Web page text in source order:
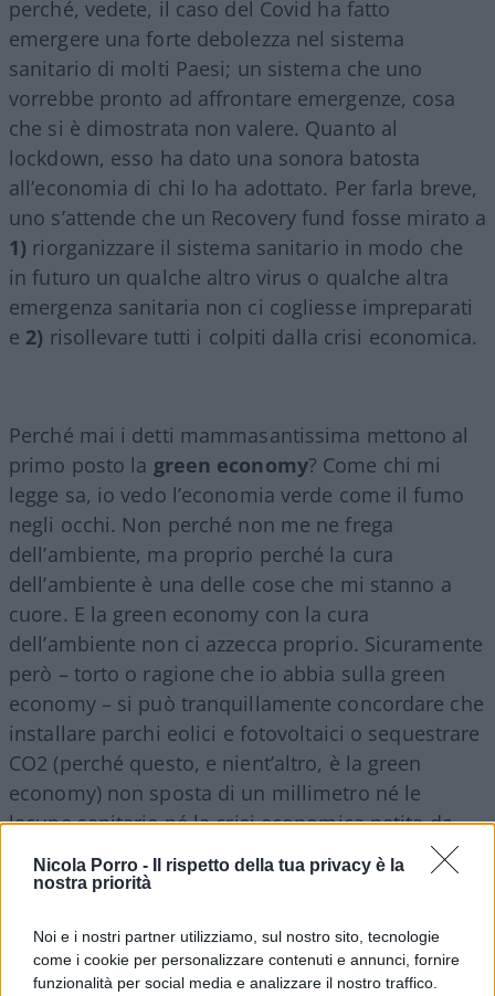
Nicola Porro -
Il rispetto della tua privacy è la
nostra priorità
Noi e i nostri partner utilizziamo, sul nostro sito, tecnologie
come i cookie per personalizzare contenuti e annunci, fornire
funzionalità per social media e analizzare il nostro traffico.
perché, vedete, il caso del Covid ha fatto
emergere una forte debolezza nel sistema
sanitario di molti Paesi; un sistema che uno
vorrebbe pronto ad affrontare emergenze, cosa
che si è dimostrata non valere. Quanto al
lockdown, esso ha dato una sonora batosta
all’economia di chi lo ha adottato. Per farla breve,
uno s’attende che un Recovery fund fosse mirato a
1) riorganizzare il sistema sanitario in modo che
in futuro un qualche altro virus o qualche altra
emergenza sanitaria non ci cogliesse impreparati
e 2) risollevare tutti i colpiti dalla crisi economica.
Perché mai i detti mammasantissima mettono al
primo posto la green economy? Come chi mi
legge sa, io vedo l’economia verde come il fumo
negli occhi. Non perché non me ne frega
dell’ambiente, ma proprio perché la cura
dell’ambiente è una delle cose che mi stanno a
cuore. E la green economy con la cura
dell’ambiente non ci azzecca proprio. Sicuramente
però – torto o ragione che io abbia sulla green
economy – si può tranquillamente concordare che
installare parchi eolici e fotovoltaici o sequestrare
CO2 (perché questo, e nient’altro, è la green
economy) non sposta di un millimetro né le
lacune sanitarie né la crisi economica patita da
chi l’ha patita come conseguenza, diretta o
indiretta, del virus. E allora? Allora, sono andato
Fund si legge, scolpito come una mazzata che
modella il marmo, quanto segue.